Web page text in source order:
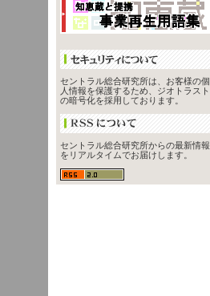
セントラル総合研究所は、お客様の個
人情報を保護するため、ジオトラスト
の暗号化を採用しております。
セントラル総合研究所からの最新情報
をリアルタイムでお届けします。